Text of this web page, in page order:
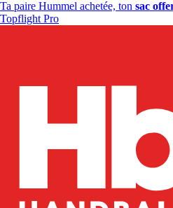
Ta paire Hummel achetée, ton sac
Topflight Pro